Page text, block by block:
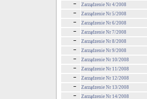
Zarządzenie Nr 4/2008
Zarządzenie Nr 5/2008
Zarządzenie Nr 6/2008
Zarządzenie Nr 7/2008
Zarządzenie Nr 8/2008
Zarządzenie Nr 9/2008
Zarządzenie Nr 10/2008
Zarządzenie Nr 11/2008
Zarządzenie Nr 12/2008
Zarządzenie Nr 13/2008
Zarządzenie Nr 14/2008